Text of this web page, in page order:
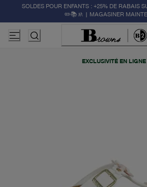
SOLDES POUR ENFANTS : +25% DE RABAIS
✏️📚🚸 | MAGASINER
EXCLUSIVITÉ EN LIGNE